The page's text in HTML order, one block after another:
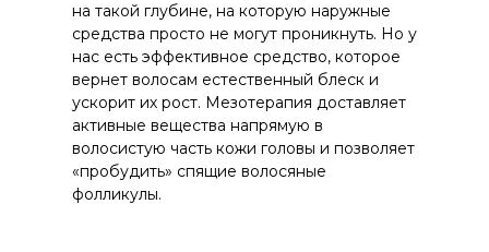
на такой глубине, на которую наружные
средства просто не могут проникнуть. Но у
нас есть эффективное средство, которое
вернет волосам естественный блеск и
ускорит их рост. Мезотерапия доставляет
активные вещества напрямую в
волосистую часть кожи головы и позволяет
«пробудить» спящие волосяные
фолликулы.